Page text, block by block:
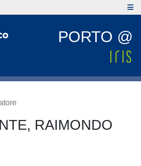
PORTO @
RAIMONDO